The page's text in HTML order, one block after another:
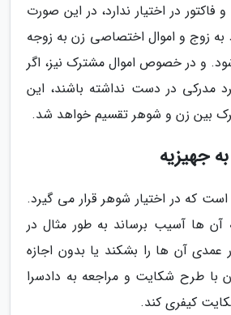
فاکتور در اختیار ندارد، در این صورت
زوج و اموال اختصاصی زن به زوجه
و در خصوص اموال مشترک نیز، اگر
مدرکی در دست نداشته باشند، این
بین زن و شوهر تقسیم خواهد شد.
جهیزیه
که در اختیار شوهر قرار می گیرد.
آن ها آسیب برساند به طور مثال در
عمدی آن ها را بشکند یا بدون اجازه
با طرح شکایت و مراجعه به دادسرا
کیفری کند.